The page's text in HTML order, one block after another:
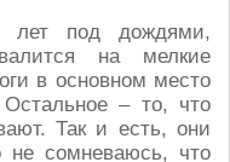
лет под дождями,
на мелкие
в основном место
Остальное – то, что
Так и есть, они
сомневаюсь, что